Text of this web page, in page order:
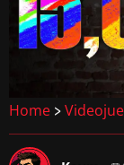
Home >